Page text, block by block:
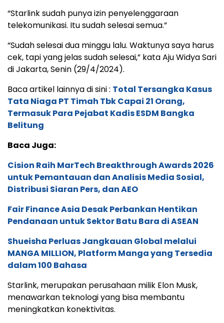
“Starlink sudah punya izin penyelenggaraan
telekomunikasi. Itu sudah selesai semua.”
“Sudah selesai dua minggu lalu. Waktunya saya harus
cek, tapi yang jelas sudah selesai,” kata Aju Widya Sari
di Jakarta, Senin (29/4/2024).
Baca artikel lainnya di sini : Total Tersangka Kasus
Tata Niaga PT Timah Tbk Capai 21 Orang,
Termasuk Para Pejabat Kadis ESDM Bangka
Belitung
Baca Juga:
Cision Raih MarTech Breakthrough Awards 2026
untuk Pemantauan dan Analisis Media Sosial,
Distribusi Siaran Pers, dan AEO
Fair Finance Asia Desak Perbankan Hentikan
Pendanaan untuk Sektor Batu Bara di ASEAN
Shueisha Perluas Jangkauan Global melalui
MANGA MILLION, Platform Manga yang Tersedia
dalam 100 Bahasa
Starlink, merupakan perusahaan milik Elon Musk,
menawarkan teknologi yang bisa membantu
meningkatkan konektivitas.